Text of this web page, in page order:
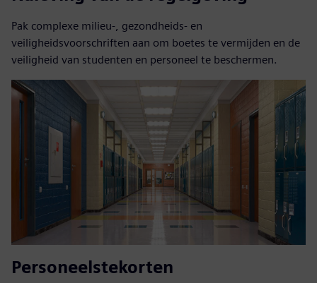
Pak complexe milieu-, gezondheids- en
veiligheidsvoorschriften aan om boetes te vermijden en de
veiligheid van studenten en personeel te beschermen.
Personeelstekorten